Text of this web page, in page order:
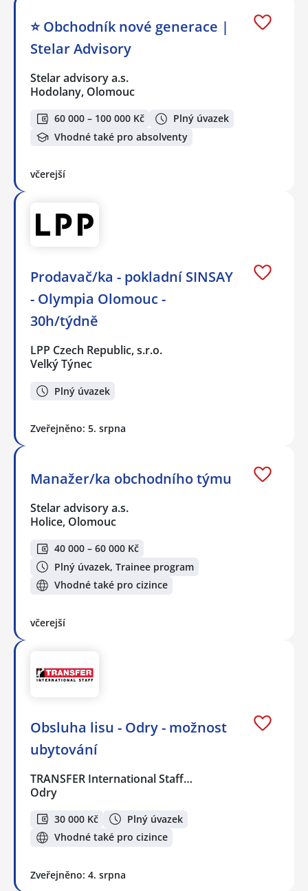
⭐️ Obchodník nové generace |
Stelar Advisory
Stelar advisory a.s.
Hodolany, Olomouc
60 000 – 100 000 Kč
Plný úvazek
Vhodné také pro absolventy
včerejší
Prodavač/ka - pokladní SINSAY
- Olympia Olomouc -
30h/týdně
LPP Czech Republic, s.r.o.
Velký Týnec
Plný úvazek
Zveřejněno: 5. srpna
Manažer/ka obchodního týmu
Stelar advisory a.s.
Holice, Olomouc
40 000 – 60 000 Kč
Plný úvazek, Trainee program
Vhodné také pro cizince
včerejší
Obsluha lisu - Odry - možnost
ubytování
TRANSFER International Staff…
Odry
30 000 Kč
Plný úvazek
Vhodné také pro cizince
Zveřejněno: 4. srpna